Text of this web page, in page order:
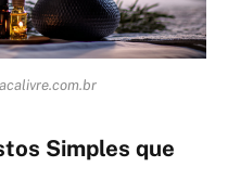
Simples que